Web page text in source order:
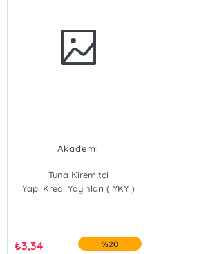
Akademi
Tuna Kiremitçi
Yapı Kredi Yayınları ( YKY )
₺3,34 %20